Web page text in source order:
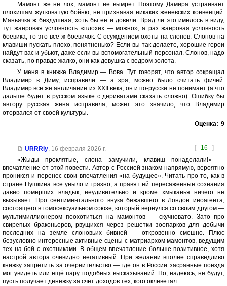
Мамонт же не лох, мамонт не вымрет. Поэтому Дамира устраивает
плохишам жутковатую бойню, не признавая никаких женевских конвенций.
Маньячка ж бездушная, хоть бы ее и довели. Вряд ли это имелось в виду,
тут жанровая условность «плохих — можно», а раз жанровая условность
боевика, то это все ж боевичок. С осуждением охоты на слонов. Слонов на
клавиши пускать плохо, понятненько? Если вы так делаете, хорошие герои
найдут вас и убьют, даже если вы вспомогательный персонал. Слонов, надо
сказать, по правде жалко, они как девушка с ведром золота.
У меня в книжке Владимир — Вова. Тут говорят, что автор сокращал
Владимир в Диму, исправили — а зря, можно было считать фичей.
Владимир все же англичанин из XXII века, он и по-русски не понимает (а что
дальше будет в русском языке с дериватами сказать сложно). Ошибку бы
автору русская жена исправила, может это значило, что Владимир
оторвался от своей культуры.
Оценка: 9
[ 16 ]
URRRiy, 16 февраля 2026 г.
«Жыды проклятые, слона замучили, клавиш понаделали!» —
впечатление от этой повести. Автор с Россией знаком напрямую, вероятно
проникся и перенес свои впечатления «на будущее». Читать про то, как в
стране Пушкина все уныло и грязно, а правят ей пересаженные сознания
давно померших владык, неудивительно и кроме хмыканья ничего не
вызывает. Про сентиментального внука бежавшего в Лондон иноагента,
состоящего в гомосексуальном союзе, который вернулся со своим другом —
мультимиллионером поохотиться на мамонтов — скучновато. Зато про
свирепых браконьеров, рвущихся через решетки зоопарков для добычи
последних на земле слоновьих бивней — откровенно смешно. Плюс
безусловно интересные активные сцены с матриархом мамонтов, ведущим
тех на бой с охотниками. В общем впечатление больше позитивное, хотя
настрой автора очевидно негативный. При желании вполне справедливо
книжку запретить за очернительство — где он в России засранные поезда
мог увидеть или ещё пару подобных высказываний. Но, надеюсь, не будут,
пусть получает денежку за счёт доходов тех, кого оклеветал.